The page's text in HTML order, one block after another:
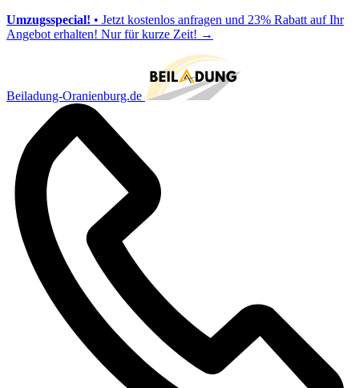
Umzugsspecial! • Jetzt kostenlos anfragen und 23% Rabatt auf Ihr
Angebot erhalten! Nur für kurze Zeit! →
Beiladung-Oranienburg.de